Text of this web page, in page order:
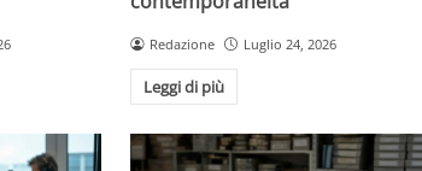
Redazione Luglio 24, 2026
Leggi di più